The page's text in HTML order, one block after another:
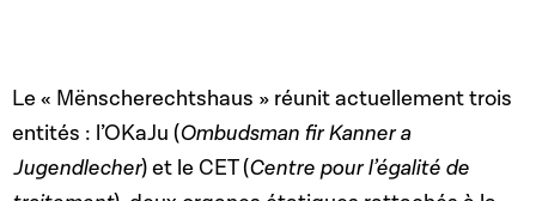
Le « Mënscherechtshaus » réunit actuellement trois
entités : l’OKaJu (Ombudsman fir Kanner a
Jugendlecher) et le CET (Centre pour l’égalité de